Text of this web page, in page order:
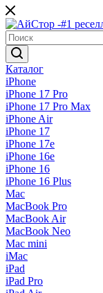
Каталог
iPhone
iPhone 17 Pro
iPhone 17 Pro Max
iPhone Air
iPhone 17
iPhone 17e
iPhone 16e
iPhone 16
iPhone 16 Plus
Mac
MacBook Pro
MacBook Air
MacBook Neo
Mac mini
iMac
iPad
iPad Pro